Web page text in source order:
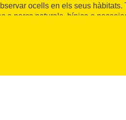
ocells en els seus hàbitats.
a parcs naturals, hípica o
departament especialitzat en